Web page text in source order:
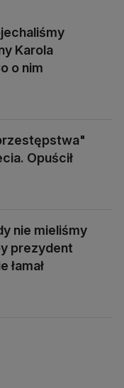
Karola
o nim
Opuścił
nie mieliśmy
prezydent
łamał